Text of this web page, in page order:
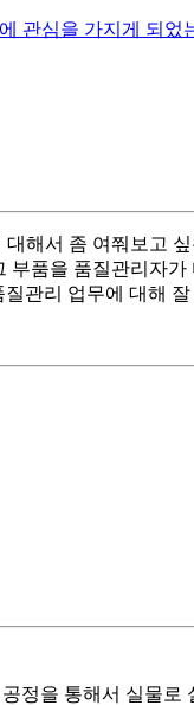
관심을 가지게 되
해서 좀 여쭤보고
품을 품질관리자
관리 업무에 대해
정을 통해서 실물